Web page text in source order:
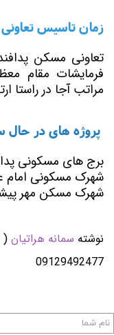
زمان تاسیس
فرمایشات مقام
مراتب آجا در راستا
پروژه های در حال
برج های مسکونی
شهرک مسکونی امام
شهرک مسکن مهر
نوشته سمانه هراتیان (
09129492477